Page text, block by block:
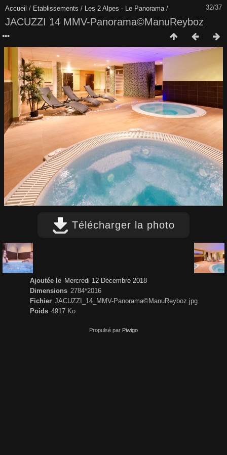
32/37
Accueil / Etablissements / Les 2 Alpes - Le Panorama/
JACUZZI 14 MMV-Panorama©ManuReyboz
Télécharger la photo
Ajoutée le Mercredi 12 Décembre 2018
Dimensions 2784*2016
Fichier JACUZZI_14_MMV-Panorama©ManuReyboz.jpg
Poids 4917 Ko
Propulsé par Piwigo